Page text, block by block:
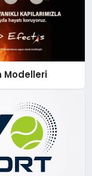
Modelleri